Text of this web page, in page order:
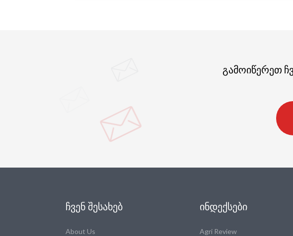
გამოიწერეთ
ᲩᲕᲔᲜ ᲨᲔᲡᲐᲮᲔᲑ
About Us
ᲘᲜᲓᲔᲥᲡᲔᲑᲘ
Agri Review